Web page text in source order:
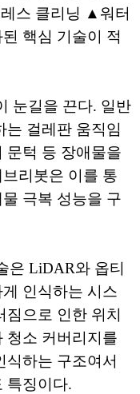
스 클리닝 ▲워터
핵심 기술이 적
눈길을 끈다. 일반
는 걸레판 움직임
문턱 등 장애물을
리봇은 이를 통
극복 성능을 구
은 LiDAR와 옵티
인식하는 시스
으로 인한 위치
청소 커버리지를
식하는 구조여서
특징이다.